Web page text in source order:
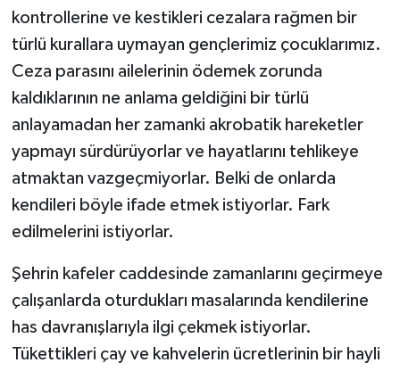
kontrollerine ve kestikleri cezalara rağmen bir
türlü kurallara uymayan gençlerimiz çocuklarımız.
Ceza parasını ailelerinin ödemek zorunda
kaldıklarının ne anlama geldiğini bir türlü
anlayamadan her zamanki akrobatik hareketler
yapmayı sürdürüyorlar ve hayatlarını tehlikeye
atmaktan vazgeçmiyorlar. Belki de onlarda
kendileri böyle ifade etmek istiyorlar. Fark
edilmelerini istiyorlar.
Şehrin kafeler caddesinde zamanlarını geçirmeye
çalışanlarda oturdukları masalarında kendilerine
has davranışlarıyla ilgi çekmek istiyorlar.
Tükettikleri çay ve kahvelerin ücretlerinin bir hayli